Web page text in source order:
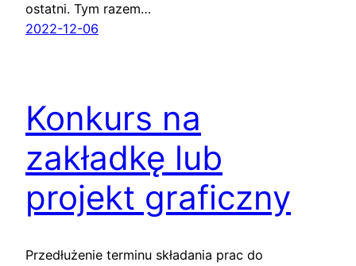
ostatni. Tym razem…
2022-12-06
Konkurs na
zakładkę lub
projekt graficzny
Przedłużenie terminu składania prac do